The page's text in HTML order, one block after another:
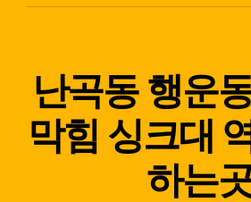
난곡동 행운
막힘 싱크대
하는